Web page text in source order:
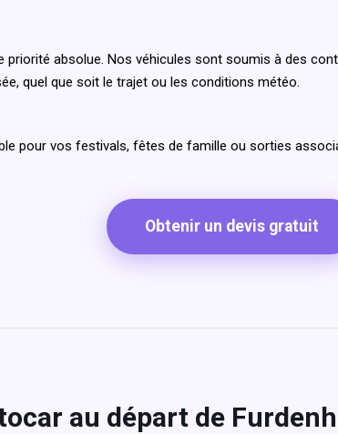
priorité absolue. Nos véhicules sont soumis à des
quel que soit le trajet ou les conditions météo.
pour vos festivals, fêtes de famille ou sorties
Obtenir un devis gratuit
au départ de